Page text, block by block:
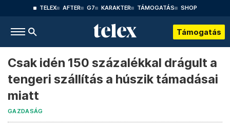
TELEX AFTER G7 KARAKTER TÁMOGATÁS SHOP
Támogatás
Csak idén 150 százalékkal drágult a
tengeri szállítás a húszik támadásai
miatt
GAZDASÁG